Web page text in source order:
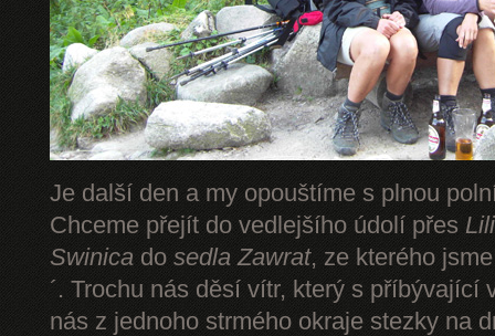
Je další den a my opouštíme s plnou
Chceme přejít do vedlejšího údolí přes
Swinica do sedla Zawrat, ze kterého
´. Trochu nás děsí vítr, který s příbývající
nás z jednoho strmého okraje stezky na